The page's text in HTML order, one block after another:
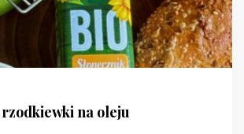
na oleju